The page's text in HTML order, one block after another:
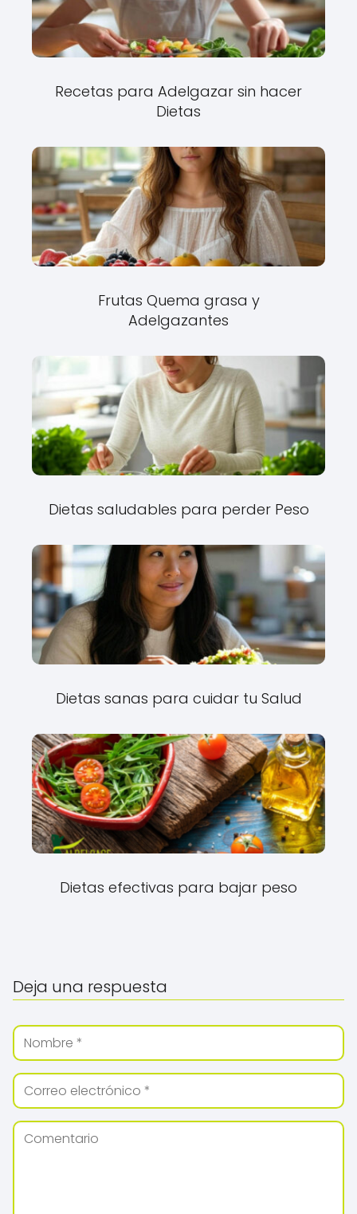
Recetas para Adelgazar sin hacer
Dietas
Frutas Quema grasa y
Adelgazantes
Dietas saludables para perder Peso
Dietas sanas para cuidar tu Salud
Dietas efectivas para bajar peso
Deja una respuesta